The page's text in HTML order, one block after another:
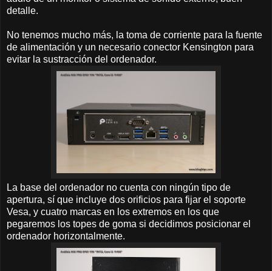
detalle.
No tenemos mucho más, la toma de corriente para la fuente
de alimentación y un necesario conector Kensington para
evitar la sustracción del ordenador.
La base del ordenador no cuenta con ningún tipo de
apertura, sí que incluye dos orificios para fijar el soporte
Vesa, y cuatro marcas en los extremos en los que
pegaremos los topes de goma si decidimos posicionar el
ordenador horizontalmente.